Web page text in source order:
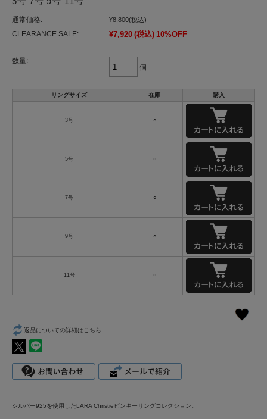
通常価格: ¥8,800(税込)
CLEARANCE SALE: ¥7,920 (税込) 10%OFF
数量:
個
リングサイズ 在庫 購入
3号 ○
5号 ○
7号 ○
9号 ○
11号 ○
返品についての詳細はこちら
シルバー925を使用したLARA Christieピンキーリングコレクション。